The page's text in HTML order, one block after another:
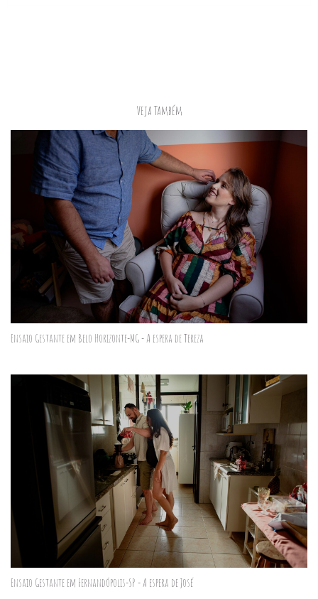
Veja Também
Ensaio Gestante em Belo Horizonte-MG - A espera de Tereza
Ensaio Gestante em Fernandópolis-SP - A espera de José